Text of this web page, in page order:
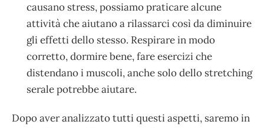
causano stress, possiamo praticare alcune
attività che aiutano a rilassarci così da diminuire
gli effetti dello stesso. Respirare in modo
corretto, dormire bene, fare esercizi che
distendano i muscoli, anche solo dello stretching
serale potrebbe aiutare.
Dopo aver analizzato tutti questi aspetti, saremo in